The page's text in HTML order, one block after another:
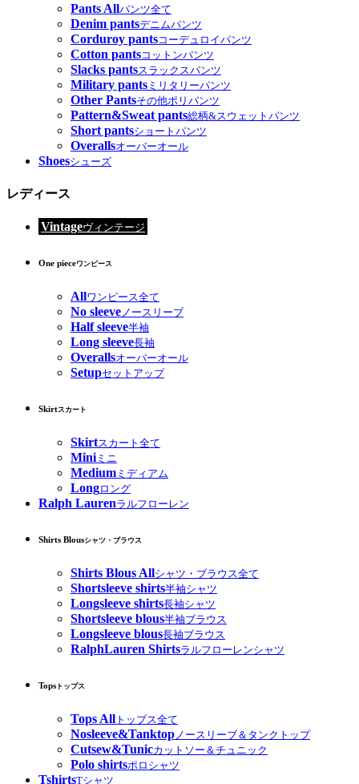
Pants Allパンツ全て
Denim pantsデニムパンツ
Corduroy pantsコーデュロイパンツ
Cotton pantsコットンパンツ
Slacks pantsスラックスパンツ
Military pants ミリタリーパンツ
Other Pantsその他ポリパンツ
Pattern&Sweat pants総柄&スウェットパンツ
Short pantsショートパンツ
Overallsオーバーオール
Shoesシューズ
レディース
Vintageヴィンテージ
One pieceワンピース
Allワンピース全て
No sleeveノースリーブ
Half sleeve半袖
Long sleeve長袖
Overallsオーバーオール
Setupセットアップ
Skirtスカート
Skirtスカート全て
Miniミニ
Medium ミディアム
Longロング
Ralph Laurenラルフローレン
Shirts Blousシャツ・ブラウス
Shirts Blous Allシャツ・ブラウス全て
Shortsleeve shirts半袖シャツ
Longsleeve shirts長袖シャツ
Shortsleeve blous半袖ブラウス
Longsleeve blous長袖ブラウス
RalphLauren Shirtsラルフローレンシャツ
Tops トップス
Tops All トップス全て
Nosleeve&Tanktop ノースリーブ＆タンクトップ
Cutsew&Tunicカットソー＆チュニック
Polo shirtsポロシャツ
TshirtsTシャツ